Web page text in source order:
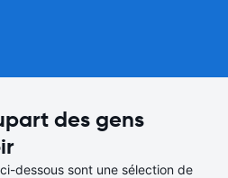
des gens
dessous sont une sélection de